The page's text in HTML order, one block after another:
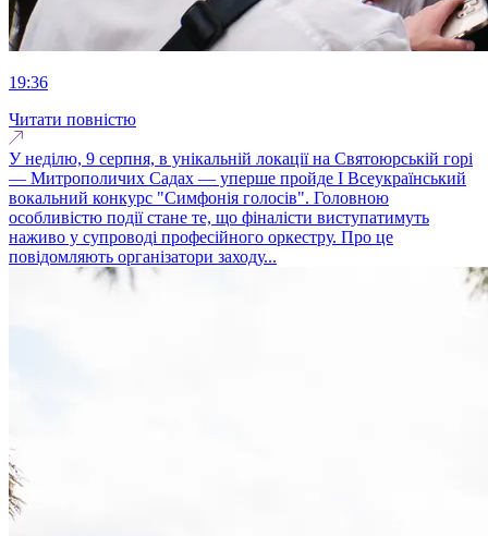
19:36
Читати повністю
У неділю, 9 серпня, в унікальній локації на Святоюрській горі
— Митрополичих Садах — уперше пройде І Всеукраїнський
вокальний конкурс "Симфонія голосів". Головною
особливістю події стане те, що фіналісти виступатимуть
наживо у супроводі професійного оркестру. Про це
повідомляють організатори заходу...